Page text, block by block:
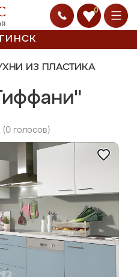
0
ИЗ ПЛАСТИКА
(0 голосов)